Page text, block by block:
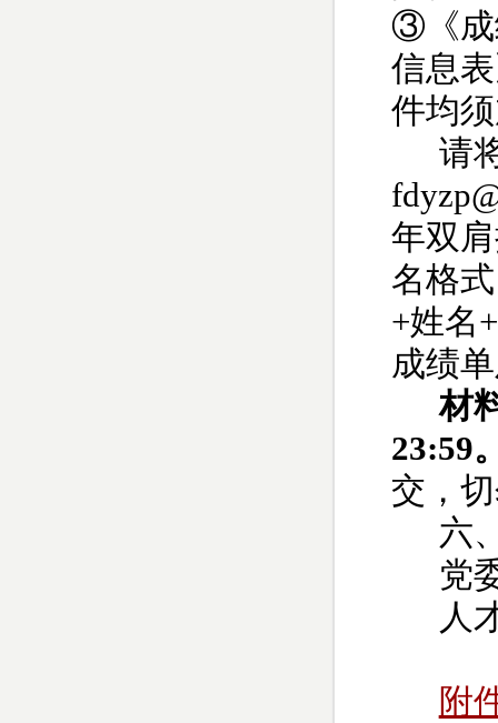
③《成
信息
件均
请
年双
名格
+姓名+
成绩
材
23:59
交，
六
党
人
附